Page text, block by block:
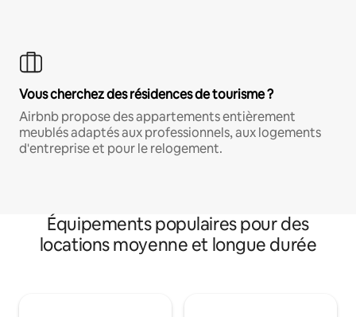
Vous cherchez des résidences de tourisme ?
Airbnb propose des appartements entièrement
meublés adaptés aux professionnels, aux logements
d'entreprise et pour le relogement.
Équipements populaires pour des
locations moyenne et longue durée